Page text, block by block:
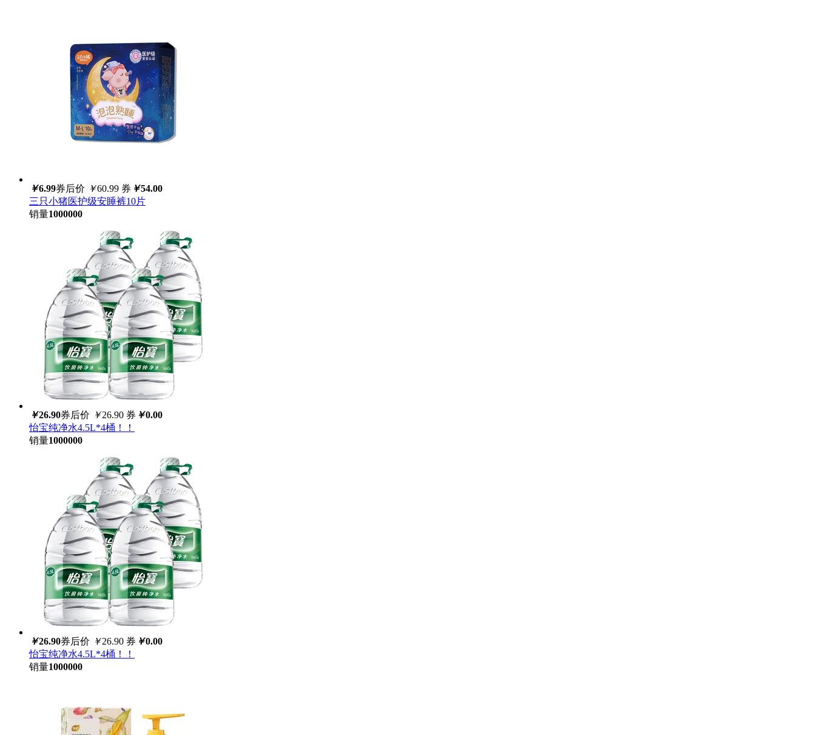
￥6.99券后价 ￥60.99 券 ￥54.00
三只小猪医护级安睡裤10片
销量1000000
￥26.90券后价 ￥26.90 券 ￥0.00
怡宝纯净水4.5L*4桶！！
销量1000000
￥26.90券后价 ￥26.90 券 ￥0.00
怡宝纯净水4.5L*4桶！！
销量1000000